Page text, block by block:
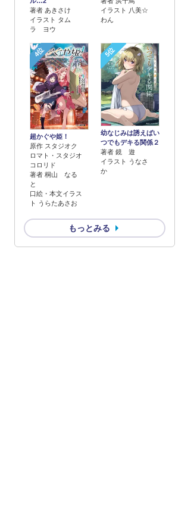
著者 あきさけ
イラスト タム
ラ ヨウ
イラスト 八美☆
わん
4位
超かぐや姫！
原作 スタジオク
ロマト・スタジオ
コロリド
著者 桐山 なる
と
口絵・本文イラス
ト うらたあさお
5位
幼なじみは誘えばい
つでもデキる関係２
著者 鏡 遊
イラスト うなさ
か
もっとみる